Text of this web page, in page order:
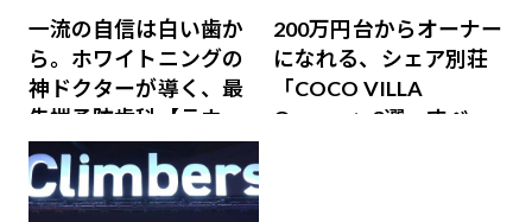
一流の自信は白い歯か
ら。ホワイトニングの
神ドクターが導く、最
先端予防歯科【ラウン
ジ会員特典あり】
200万円台からオーナー
になれる、シェア別荘
「COCO VILLA
Owners」3選。すべて